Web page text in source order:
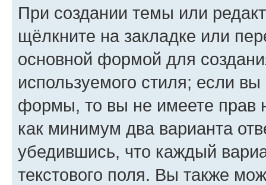
При создании темы или
щёлкните на закладке или
основной формой для
используемого стиля; если
формы, то вы не имеете прав
как минимум два варианта
убедившись, что каждый
текстового поля. Вы также